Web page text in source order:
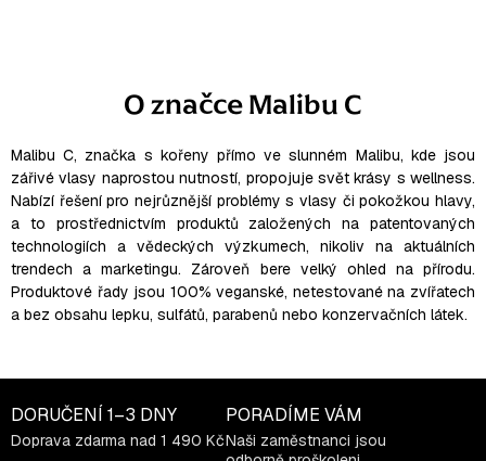
a
c
í
p
r
v
k
p
i
O značce Malibu C
Malibu C, značka s kořeny přímo ve slunném Malibu, kde jsou
zářivé vlasy naprostou nutností, propojuje svět krásy s wellness.
Nabízí řešení pro nejrůznější problémy s vlasy či pokožkou hlavy,
a to prostřednictvím produktů založených na patentovaných
technologiích a vědeckých výzkumech, nikoliv na aktuálních
trendech a marketingu. Zároveň bere velký ohled na přírodu.
Produktové řady jsou 100% veganské, netestované na zvířatech
a bez obsahu lepku, sulfátů, parabenů nebo konzervačních látek.
DORUČENÍ 1–3 DNY
Doprava zdarma nad 1 490 Kč
PORADÍME VÁM
Naši zaměstnanci jsou